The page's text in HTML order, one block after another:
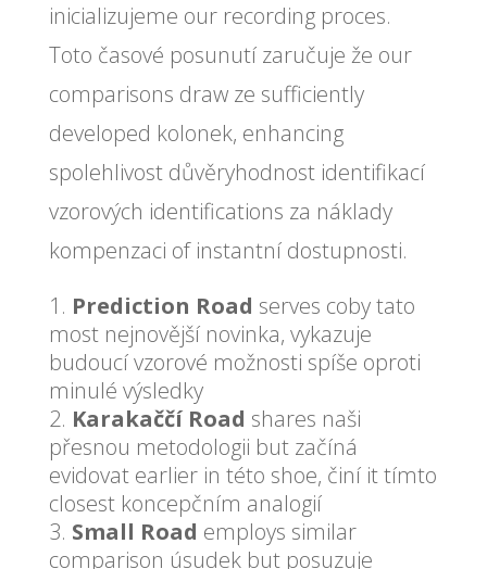
inicializujeme our recording proces.
Toto časové posunutí zaručuje že our
comparisons draw ze sufficiently
developed kolonek, enhancing
spolehlivost důvěryhodnost identifikací
vzorových identifications za náklady
kompenzaci of instantní dostupnosti.
Prediction Road serves coby tato
most nejnovější novinka, vykazuje
budoucí vzorové možnosti spíše oproti
minulé výsledky
Karakaččí Road shares naši
přesnou metodologii but začíná
evidovat earlier in této shoe, činí it tímto
closest koncepčním analogií
Small Road employs similar
comparison úsudek but posuzuje